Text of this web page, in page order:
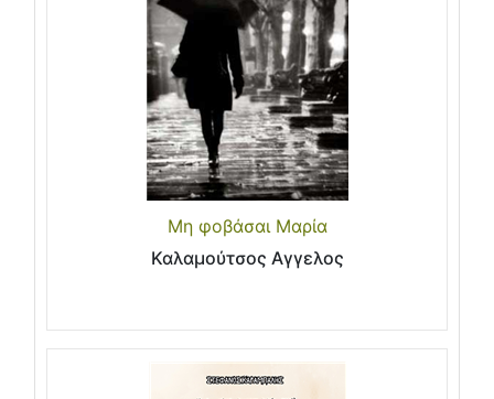
Μη φοβάσαι Μαρία
Καλαμούτσος Αγγελος